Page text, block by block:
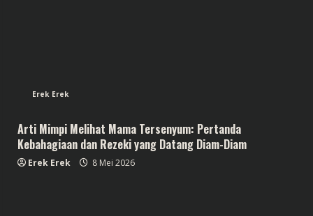
Erek Erek
Arti Mimpi Melihat Mama Tersenyum: Pertanda
Kebahagiaan dan Rezeki yang Datang Diam-Diam
Erek Erek 8 Mei 2026